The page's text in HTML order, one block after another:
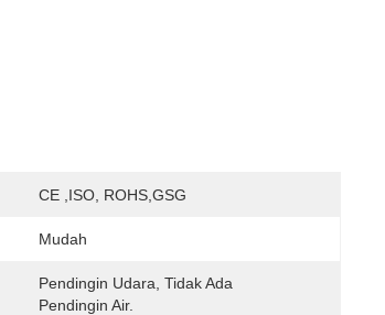
CE ,ISO, ROHS,GSG
Mudah
Pendingin Udara, Tidak Ada
Pendingin Air.